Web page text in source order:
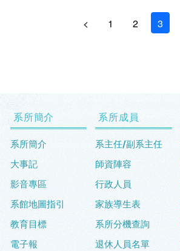
< 1 2 3
系所簡介
系所簡介
大事記
影音專區
系館地圖指引
教育目標
電子報
系所成員
系主任/副系主任
師資陣容
行政人員
家族導生表
系所分機查詢
退休人員名單